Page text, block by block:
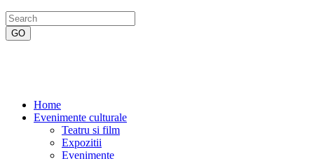
Home
Evenimente culturale
Teatru si film
Expozitii
Evenimente